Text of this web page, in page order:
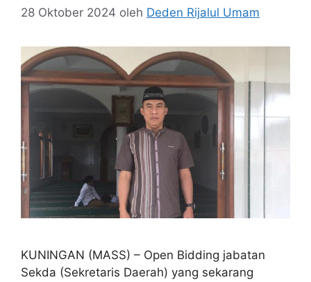
28 Oktober 2024 oleh Deden Rijalul Umam
KUNINGAN (MASS) – Open Bidding jabatan
Sekda (Sekretaris Daerah) yang sekarang